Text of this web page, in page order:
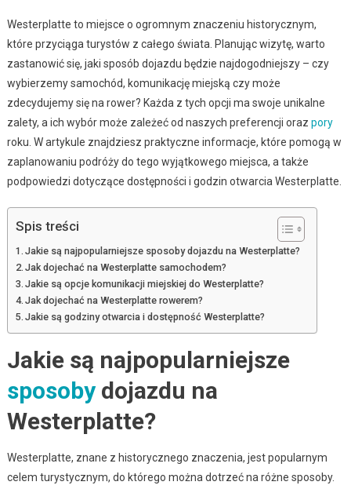
Westerplatte to miejsce o ogromnym znaczeniu historycznym,
które przyciąga turystów z całego świata. Planując wizytę, warto
zastanowić się, jaki sposób dojazdu będzie najdogodniejszy – czy
wybierzemy samochód, komunikację miejską czy może
zdecydujemy się na rower? Każda z tych opcji ma swoje unikalne
zalety, a ich wybór może zależeć od naszych preferencji oraz pory
roku. W artykule znajdziesz praktyczne informacje, które pomogą w
zaplanowaniu podróży do tego wyjątkowego miejsca, a także
podpowiedzi dotyczące dostępności i godzin otwarcia Westerplatte.
Spis treści
Jakie są najpopularniejsze sposoby dojazdu na Westerplatte?
Jak dojechać na Westerplatte samochodem?
Jakie są opcje komunikacji miejskiej do Westerplatte?
Jak dojechać na Westerplatte rowerem?
Jakie są godziny otwarcia i dostępność Westerplatte?
Jakie są najpopularniejsze
sposobydojazdu na
Westerplatte?
Westerplatte, znane z historycznego znaczenia, jest popularnym
celem turystycznym, do którego można dotrzeć na różne sposoby.